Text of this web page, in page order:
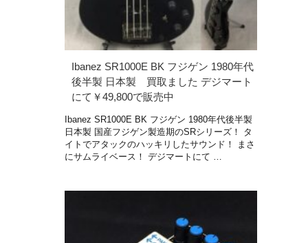
Ibanez SR1000E BK フジゲン 1980年代
後半製 日本製 買取ました デジマート
にて￥49,800で販売中
Ibanez SR1000E BK フジゲン 1980年代後半製
日本製 国産フジゲン製造期のSRシリーズ！ タ
イトでアタックのハッキリしたサウンド！ まさ
にサムライベース！ デジマートにて …